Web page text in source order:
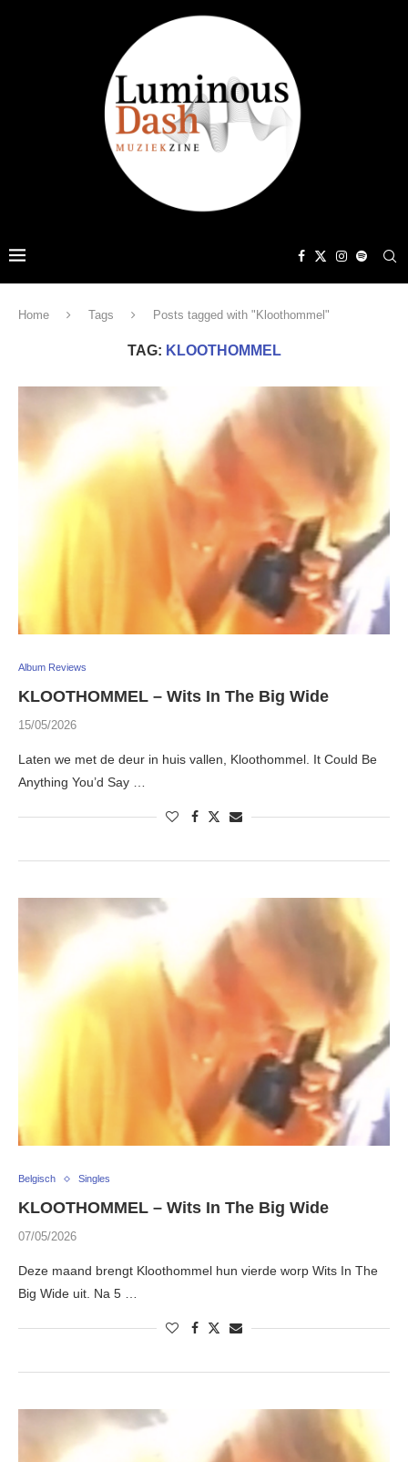
Home Tags Posts tagged with "Kloothommel"
TAG: KLOOTHOMMEL
Album Reviews
KLOOTHOMMEL – Wits In The Big Wide
15/05/2026
Laten we met de deur in huis vallen, Kloothommel. It Could Be
Anything You’d Say …
Belgisch Singles
KLOOTHOMMEL – Wits In The Big Wide
07/05/2026
Deze maand brengt Kloothommel hun vierde worp Wits In The
Big Wide uit. Na 5 …